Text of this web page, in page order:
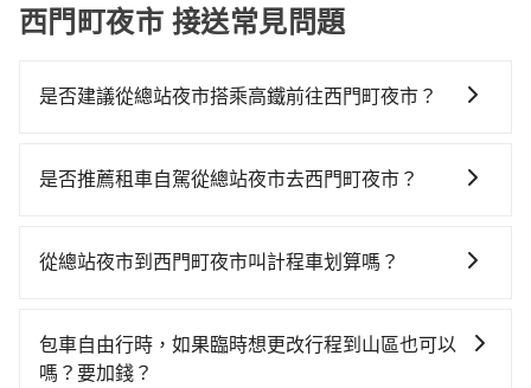
西門町夜市 接送常見問題
是否建議從總站夜市搭乘高鐵前往西門町夜市？
適、較貴、費時！從最早06:05一直到23:03，台中-台北
約500元、車程約24分鐘。抵達高鐵站後，步行進站、
人票價700元，再用15分鐘出站、等待車站前排班的計
程車，搭上小黃後約花16分鐘、車費200元後，抵達西
是否推薦租車自駕從總站夜市去西門町夜市？
時不需要閉目養神（因為要自己開車），最重要的是你
$115~205承租小轎車，每公里再額外加收$3.2，從總站
夜市到西門町夜市的花費預估為$2,050~2,600（金額差
從總站夜市到西門町夜市叫計程車划算嗎？
灣大車隊、Uber、Line Taxi、Yoxi等，如果在路邊攔不
到車，也可考慮打電話至總站夜市附近的計程車隊，如
包車自由行時，如果臨時想更改行程到山區也可以
嗎？要加錢？